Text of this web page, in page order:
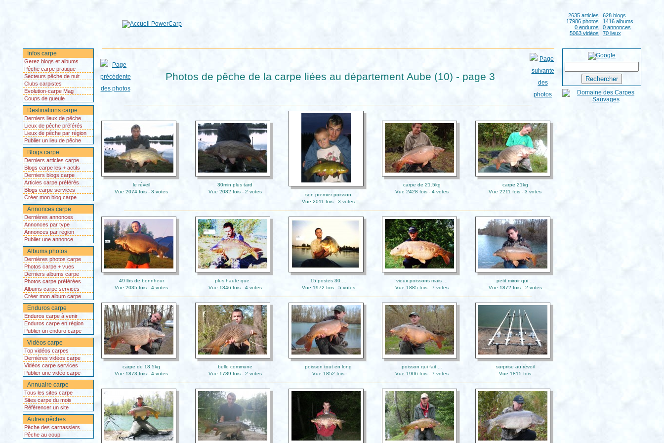
2635 articles
628 blogs
17986 photos
1416 albums
0 enduros
0 annonces
5063 vidéos
70 lieux
Infos carpe
Gerez blogs et albums
Pêche carpe pratique
Secteurs pêche de nuit
Clubs carpistes
Evolution-carpe Mag
Coups de gueule
Destinations carpe
Derniers lieux de pêche
Lieux de pêche préférés
Lieux de pêche par région
Publier un lieu de pêche
Blogs carpe
Derniers articles carpe
Blogs carpe les + actifs
Derniers blogs carpe
Articles carpe préférés
Blogs carpe services
Créer mon blog carpe
Annonces carpe
Dernières annonces
Annonces par type
Annonces par région
Publier une annonce
Albums photos
Dernières photos carpe
Photos carpe + vues
Derniers albums carpe
Photos carpe préférées
Albums carpe services
Créer mon album carpe
Enduros carpe
Enduros carpe à venir
Enduros carpe en région
Publier un enduro carpe
Vidéos carpe
Top vidéos carpes
Dernières vidéos carpe
Vidéos carpe services
Publier une vidéo carpe
Annuaire carpe
Tous les sites carpe
Sites carpe du mois
Référencer un site
Autres pêches
Pêche des carnassiers
Pêche au coup
Photos de pêche de la carpe liées au département Aube (10) - page 3
le réveil
Vue 2074 fois - 3 votes
30min plus tard
Vue 2082 fois - 2 votes
son premier poisson
Vue 2011 fois - 3 votes
carpe de 21.5kg
Vue 2428 fois - 4 votes
carpe 21kg
Vue 2211 fois - 3 votes
49 lbs de bonnheur
Vue 2035 fois - 4 votes
plus haute que ...
Vue 1846 fois - 4 votes
15 postes 30 ...
Vue 1972 fois - 5 votes
vieux poissons mais ...
Vue 1885 fois - 7 votes
petit miroir qui ...
Vue 1872 fois - 2 votes
carpe de 18.5kg
Vue 1873 fois - 4 votes
belle commune
Vue 1789 fois - 2 votes
poisson tout en long
Vue 1852 fois
poisson qui fait ...
Vue 1906 fois - 7 votes
surprise au réveil
Vue 1815 fois